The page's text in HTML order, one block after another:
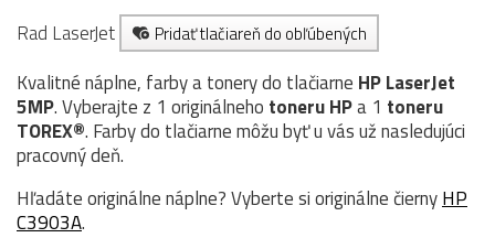
Rad LaserJet Pridať tlačiareň do obľúbených
Kvalitné náplne, farby a tonery do tlačiarne HP LaserJet
5MP. Vyberajte z 1 originálneho toneruHPa 1 toneru
TOREX®. Farby do tlačiarne môžu byť u vás už nasledujúci
pracovný deň.
Hľadáte originálne náplne? Vyberte si originálne čiernyHP
C3903A.